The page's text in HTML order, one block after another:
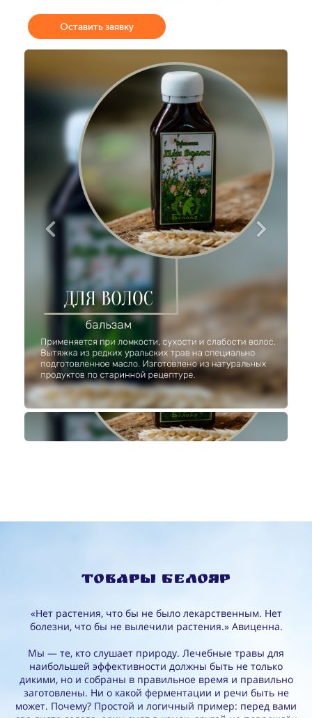
Оставить заявку
Товары Белояр
«Нет растения, что бы не было лекарственным. Нет
болезни, что бы не вылечили растения.» Авиценна.
Мы — те, кто слушает природу. Лечебные травы для
наибольшей эффективности должны быть не только
дикими, но и собраны в правильное время и правильно
заготовлены. Ни о какой ферментации и речи быть не
может. Почему? Простой и логичный пример: перед вами